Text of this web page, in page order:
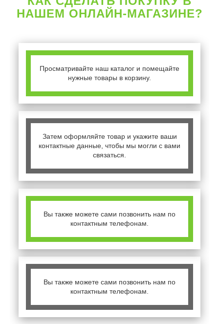
НАШЕМ ОНЛАЙН-МАГАЗИНЕ?
Просматривайте наш каталог и помещайте
нужные товары в корзину.
Затем оформляйте товар и укажите ваши
контактные данные, чтобы мы могли с вами
связаться.
Вы также можете сами позвонить нам по
контактным телефонам.
Вы также можете сами позвонить нам по
контактным телефонам.